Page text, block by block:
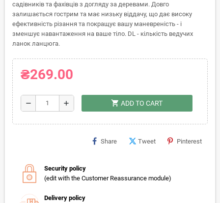
садівників та фахівців з догляду за деревами. Довго
залишається гострим та має низьку віддачу, що дає високу
ефективність різання та покращує вашу маневреність - і
зменшує навантаження на ваше тіло. DL - кількість ведучих
ланок ланцюга.
₴269.00
remove add shopping_cart ADD TO CART
Share Tweet Pinterest
Security policy
(edit with the Customer Reassurance module)
Delivery policy